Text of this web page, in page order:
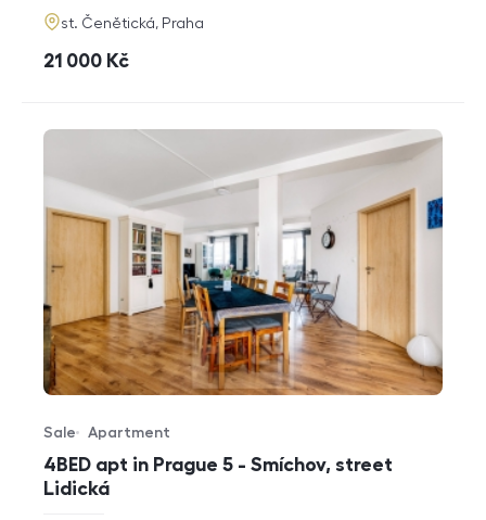
adresa
st. Čenětická, Praha
cena
21 000 Kč
4BED apt in Prague 5 - Smíchov, street
Lidická
Offer type
Sale
Property type
Apartment